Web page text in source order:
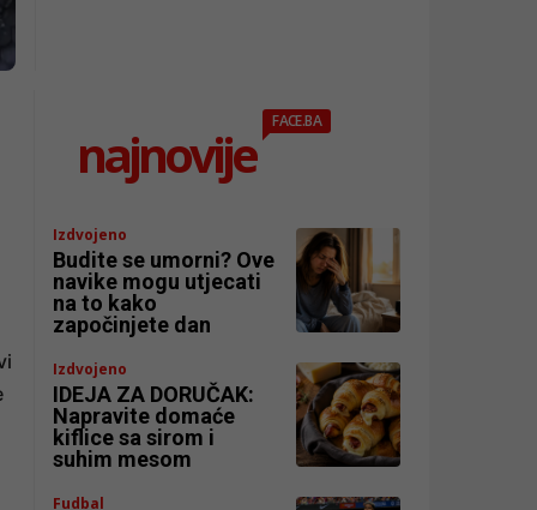
najnovije
FACE.BA
Izdvojeno
Budite se umorni? Ove
navike mogu utjecati
na to kako
započinjete dan
Izdvojeno
IDEJA ZA DORUČAK:
Napravite domaće
kiflice sa sirom i
suhim mesom
Fudbal